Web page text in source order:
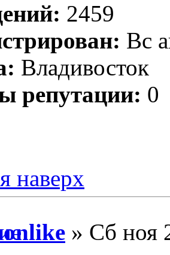
2459
Вс
Владивосток
репутации: 0
наверх
» Сб ноя